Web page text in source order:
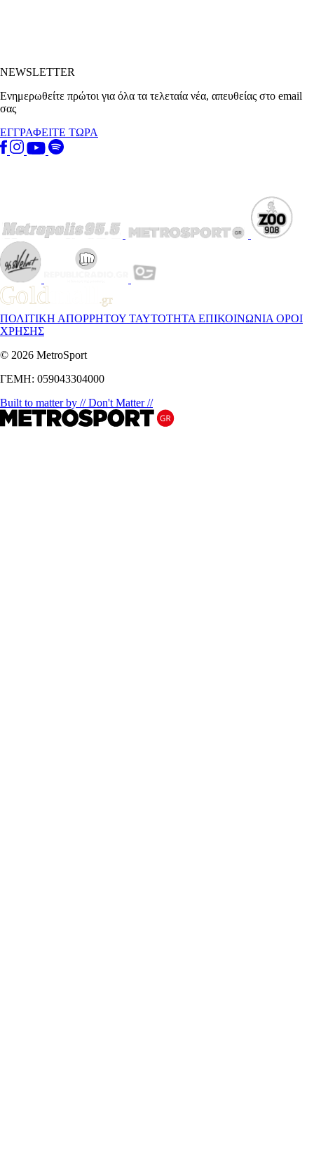
NEWSLETTER
Ενημερωθείτε πρώτοι για όλα τα τελεταία νέα, απευθείας στο email
σας
ΕΓΓΡΑΦΕΙΤΕ ΤΩΡΑ
ΠΟΛΙΤΙΚΗ ΑΠΟΡΡΗΤΟΥ ΤΑΥΤΟΤΗΤΑ ΕΠΙΚΟΙΝΩΝΙΑ ΟΡΟΙ
ΧΡΗΣΗΣ
© 2026 MetroSport
ΓΕΜΗ: 059043304000
Built to matter by // Don't Matter //